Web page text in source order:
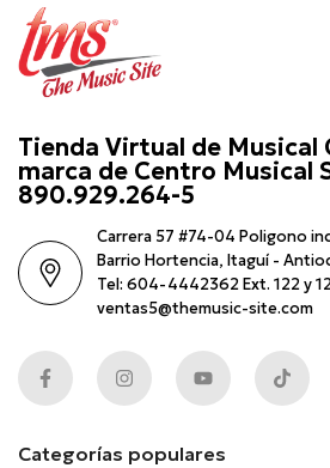
Tienda Virtual de Musical
marca de Centro Musical
890.929.264-5
Carrera 57 #74-04 Poligono
Barrio Hortencia, Itaguí -
Tel: 604-4442362 Ext. 122 y
ventas5@themusic-site.com
Categorías populares